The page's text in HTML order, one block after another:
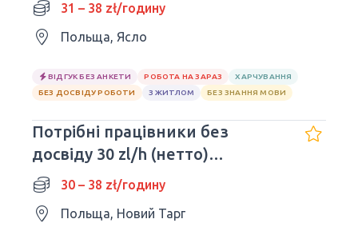
31 – 38 zł/годину
Польща, Ясло
ВІДГУК БЕЗ АНКЕТИ РОБОТА НА ЗАРАЗ
ХАРЧУВАННЯ
БЕЗ ДОСВІДУ РОБОТИ
З ЖИТЛОМ БЕЗ ЗНАННЯ МОВИ
Потрібні працівники без
досвіду 30 zl/h (нетто)
Терміново!
30 – 38 zł/годину
Польща, Новий Тарг